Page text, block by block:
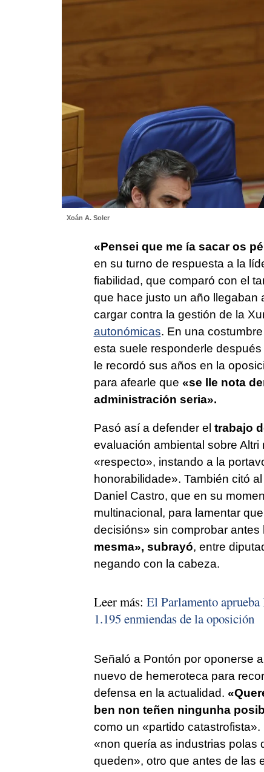
Xoán A. Soler
«Pensei que me ía sacar os
en su turno de respuesta a la
fiabilidad, que comparó con el
que hace justo un año llegaban
cargar contra la gestión de la
autonómicas. En una
esta suele responderle
le recordó sus años en la
para afearle que «se lle nota
administración seria».
Pasó así a defender el trabajo
evaluación ambiental sobre
«respecto», instando a la
honorabilidade». También citó
Daniel Castro, que en su
multinacional, para lamentar
decisións» sin comprobar antes
mesma», subrayó, entre
negando con la cabeza.
Leer más: El Parlamento aprueba
1.195 enmiendas de la oposición
Señaló a Pontón por oponerse
nuevo de hemeroteca para
defensa en la actualidad. «
ben non teñen ningunha
como un «partido catastrofista».
«non quería as industrias polas
queden», otro que antes de las